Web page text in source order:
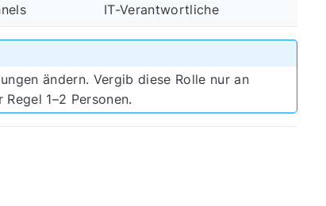
IT-Verantwortliche
ändern. Vergib diese Rolle nur an
1–2 Personen.